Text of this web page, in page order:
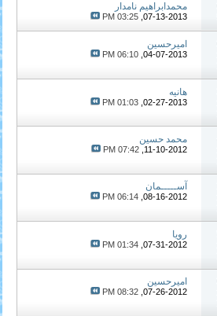
محمدابراهیم نامدار
07-13-2013,
03:25 PM
امیرحسین
04-07-2013,
06:10 PM
هانیه
02-27-2013,
01:03 PM
محمد حسین
11-10-2012,
07:42 PM
آســـــمان
08-16-2012,
06:14 PM
رویا
07-31-2012,
01:34 PM
امیرحسین
07-26-2012,
08:32 PM